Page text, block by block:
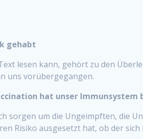
gehabt
lesen kann, gehört zu den
uns vorübergegangen.
hat unser
sorgen um die Ungeimpften, die
Risiko ausgesetzt hat, ob der